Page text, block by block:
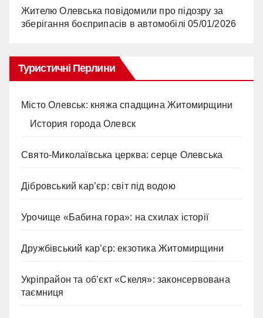
Жителю Олевська повідомили про підозру за
зберігання боєприпасів в автомобілі 05/01/2026
Туристичні Перлини
Місто Олевськ: княжа спадщина Житомирщини
История города Олевск
Свято-Миколаївська церква: серце Олевська
Дібровський кар’єр: світ під водою
Урочище «Бабина гора»: на схилах історії
Дружбівський кар’єр: екзотика Житомирщини
Укріпрайон та об’єкт «Скеля»: законсервована
таємниця